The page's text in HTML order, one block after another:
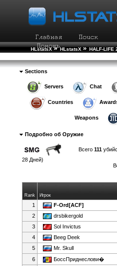
HLstatsX » HLstatsX » HALF-LIFE
Sections
Servers Chat
Countries
Weapons
Подробно об Оружие
Всего111
28 Дней)
Rank Игрок
1 F-Ord[ACF]
2
drsbikergold
3
Sol Invictus
4
Beeg Deek
5
Mr. Skull
6
БоссПриднеслови�